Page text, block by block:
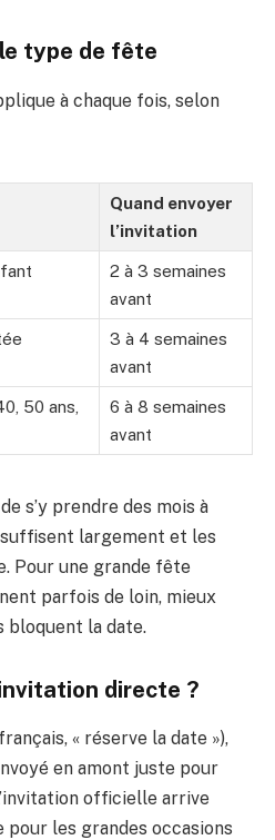
type de fête
à chaque fois, selon
Quand envoyer
l’invitation
2 à 3 semaines
avant
3 à 4 semaines
avant
50 ans,
6 à 8 semaines
avant
s’y prendre des mois à
suffisent largement et les
Pour une grande fête
parfois de loin, mieux
bloquent la date.
directe ?
« réserve la date »),
en amont juste pour
officielle arrive
pour les grandes occasions